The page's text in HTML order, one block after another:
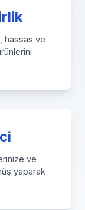
hassas ve
ve
yaparak